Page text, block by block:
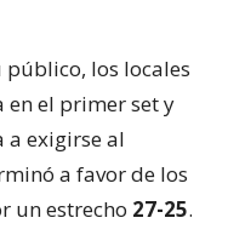
los locales
el primer set y
a exigirse al
a favor de los
un estrecho 27-25.